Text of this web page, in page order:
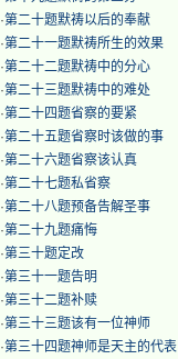
·第二十题默祷以后的奉献
·第二十一题默祷所生的效果
·第二十二题默祷中的分心
·第二十三题默祷中的难处
·第二十四题省察的要紧
·第二十五题省察时该做的事
·第二十六题省察该认真
·第二十七题私省察
·第二十八题预备告解圣事
·第二十九题痛悔
·第三十题定改
·第三十一题告明
·第三十二题补赎
·第三十三题该有一位神师
·第三十四题神师是天主的代表